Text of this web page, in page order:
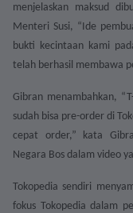
menjelaskan maksud
Menteri Susi, “Ide
bukti kecintaan kami
telah berhasil membawa
Gibran menambahkan,
sudah bisa pre-order di
cepat order,” kata
Negara Bos dalam video
Tokopedia sendiri
fokus Tokopedia dalam